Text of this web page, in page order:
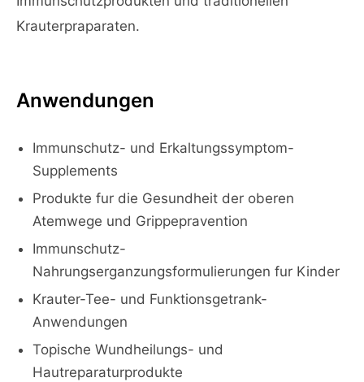
Krauterpraparaten.
Anwendungen
Immunschutz- und Erkaltungssymptom-
Supplements
Produkte fur die Gesundheit der oberen
Atemwege und Grippepravention
Immunschutz-
Nahrungserganzungsformulierungen fur Kinder
Krauter-Tee- und Funktionsgetrank-
Anwendungen
Topische Wundheilungs- und
Hautreparaturprodukte